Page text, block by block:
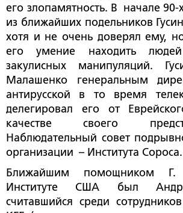
его злопамятность. В начале
из ближайших подельников
хотя и не очень доверял ему,
его умение находить
закулисных манипуляций.
Малашенко генеральным
антирусской в то время
делегировал его от
качестве своего
Наблюдательный совет
организации – Института Сороса.
Ближайшим помощником
Институте США был
считавшийся среди